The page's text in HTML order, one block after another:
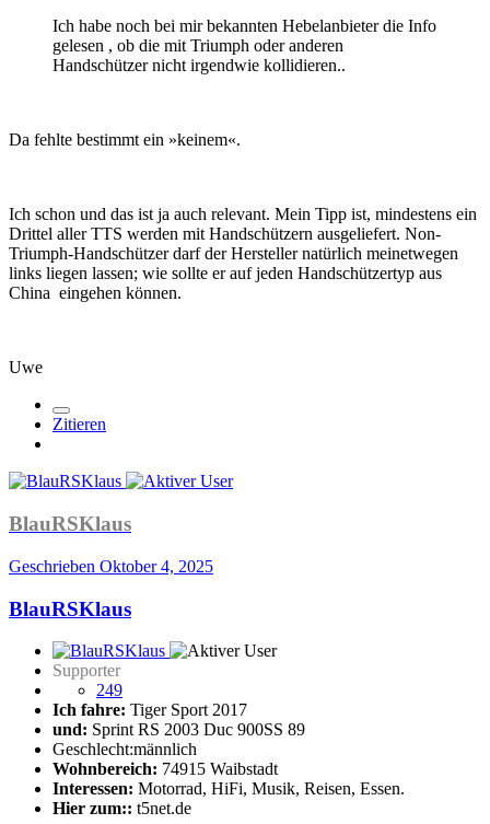
Ich habe noch bei mir bekannten Hebelanbieter die Info
gelesen , ob die mit Triumph oder anderen
Handschützer nicht irgendwie kollidieren..
Da fehlte bestimmt ein »keinem«.
Ich schon und das ist ja auch relevant. Mein Tipp ist, mindestens ein
Drittel aller TTS werden mit Handschützern ausgeliefert. Non-
Triumph-Handschützer darf der Hersteller natürlich meinetwegen
links liegen lassen; wie sollte er auf jeden Handschützertyp aus
China eingehen können.
Uwe
Zitieren
BlauRSKlaus
Geschrieben Oktober 4, 2025
BlauRSKlaus
Supporter
249
Ich fahre: Tiger Sport 2017
und: Sprint RS 2003 Duc 900SS 89
Geschlecht:männlich
Wohnbereich: 74915 Waibstadt
Interessen: Motorrad, HiFi, Musik, Reisen, Essen.
Hier zum:: t5net.de